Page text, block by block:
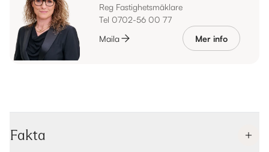
Reg Fastighetsmäklare
Tel 0702-56 00 77
Maila
Mer info
Fakta